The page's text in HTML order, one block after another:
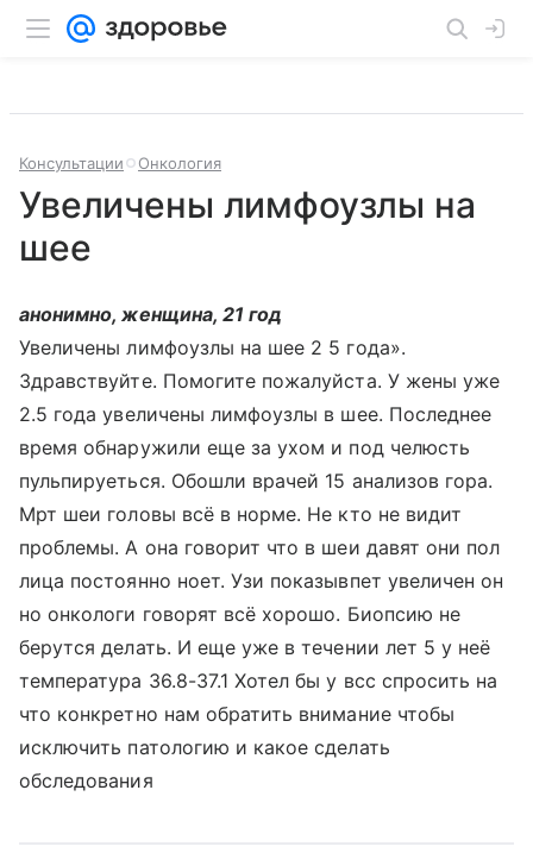
Консультации Онкология
Увеличены лимфоузлы на
шее
анонимно, женщина, 21 год
Увеличены лимфоузлы на шее 2 5 года».
Здравствуйте. Помогите пожалуйста. У жены уже
2.5 года увеличены лимфоузлы в шее. Последнее
время обнаружили еще за ухом и под челюсть
пульпируеться. Обошли врачей 15 анализов гора.
Мрт шеи головы всё в норме. Не кто не видит
проблемы. А она говорит что в шеи давят они пол
лица постоянно ноет. Узи показывпет увеличен он
но онкологи говорят всё хорошо. Биопсию не
берутся делать. И еще уже в течении лет 5 у неё
температура 36.8-37.1 Хотел бы у всс спросить на
что конкретно нам обратить внимание чтобы
исключить патологию и какое сделать
обследования